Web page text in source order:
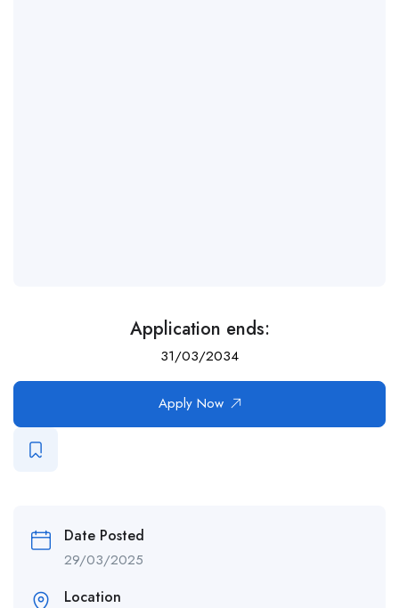
Application ends:
31/03/2034
Apply Now
Date Posted
29/03/2025
Location